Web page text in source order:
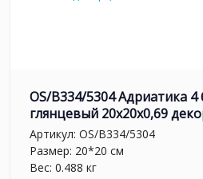
OS/B334/5304 Адриатика
глянцевый 20x20x0,69
Артикул: OS/B334/5304
Размер: 20*20 см
Вес: 0.488 кг